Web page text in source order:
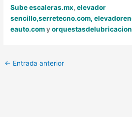
Sube escaleras.mx,elevador
sencillo,serretecno.com,
eauto.comy
← Entrada anterior